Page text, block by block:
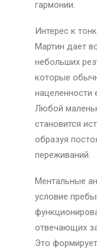
гармонии.
Интерес к
Мартин дает
небольших
которые
нацеленности
Любой
становится
образуя
переживаний.
Ментальные
условие
отвечающих
Это